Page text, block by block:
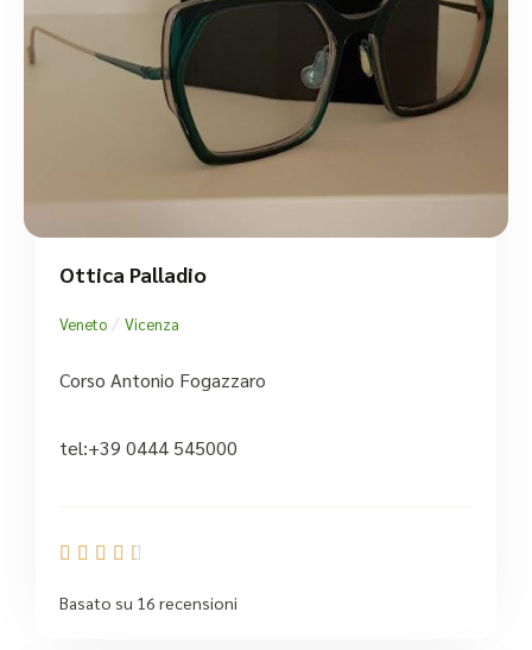
Ottica Palladio
Veneto / Vicenza
Corso Antonio Fogazzaro
tel:+39 0444 545000
    
Basato su 16 recensioni